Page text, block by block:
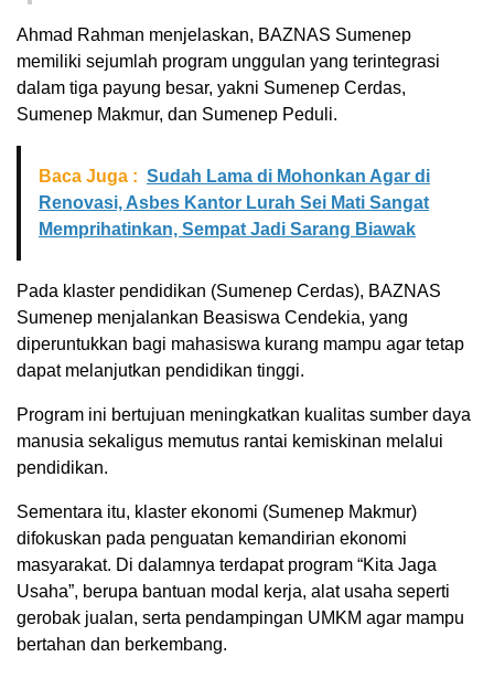
Ahmad Rahman menjelaskan, BAZNAS Sumenep
memiliki sejumlah program unggulan yang terintegrasi
dalam tiga payung besar, yakni Sumenep Cerdas,
Sumenep Makmur, dan Sumenep Peduli.
Baca Juga : Sudah Lama di Mohonkan Agar di
Renovasi, Asbes Kantor Lurah Sei Mati Sangat
Memprihatinkan, Sempat Jadi Sarang Biawak
Pada klaster pendidikan (Sumenep Cerdas), BAZNAS
Sumenep menjalankan Beasiswa Cendekia, yang
diperuntukkan bagi mahasiswa kurang mampu agar tetap
dapat melanjutkan pendidikan tinggi.
Program ini bertujuan meningkatkan kualitas sumber daya
manusia sekaligus memutus rantai kemiskinan melalui
pendidikan.
Sementara itu, klaster ekonomi (Sumenep Makmur)
difokuskan pada penguatan kemandirian ekonomi
masyarakat. Di dalamnya terdapat program “Kita Jaga
Usaha”, berupa bantuan modal kerja, alat usaha seperti
gerobak jualan, serta pendampingan UMKM agar mampu
bertahan dan berkembang.